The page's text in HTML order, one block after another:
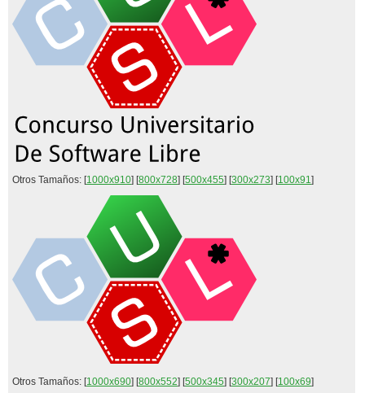
Otros Tamaños: [1000x910] [800x728] [500x455] [300x273] [100x91]
Otros Tamaños: [1000x690] [800x552] [500x345] [300x207] [100x69]